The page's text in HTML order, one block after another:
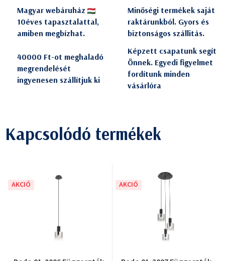
Magyar webáruház
10éves tapasztalattal,
amiben megbízhat.
Minőségi termékek saját
raktárunkból. Gyors és
biztonságos szállitás.
40000 Ft-ot meghaladó
megrendelését
ingyenesen szállítjuk ki
Képzett csapatunk segít
Önnek. Egyedi figyelmet
fordítunk minden
vásárlóra
Kapcsolódó termékek
AKCIÓ AKCIÓ